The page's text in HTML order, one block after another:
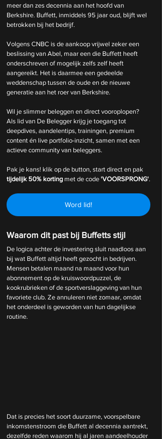
meer dan zes decennia aan het hoofd van
Berkshire. Buffett, inmiddels 95 jaar oud, blijft wel
betrokken bij het bedrijf.
Volgens CNBC is de aankoop vrijwel zeker een
beslissing van Abel, maar een die Buffett heeft
onderschreven of mogelijk zelfs zelf heeft
aangereikt. Het is daarmee een gedeelde
weddenschap tussen de oude en de nieuwe
generatie aan het roer van Berkshire.
Wil je slimmer beleggen en direct vooroplopen?
Als lid van De Belegger krijg je toegang tot
deepdives, aandelentips, trainingen, premium
content én live portfolio-inzicht, samen met een
actieve community van beleggers.
Pak je kans! klik op de button, start direct en pak
tijdelijk 50% korting met de code 'VOORSPRONG'.
Word lid!
Waarom dit past bij Buffetts stijl
De logica achter de investering sluit naadloos aan
bij wat Buffett altijd heeft gezocht in bedrijven.
Mensen betalen maand na maand voor hun
abonnement op de kruiswoordpuzzel, de
kookrubrieken of de sportverslaggeving van hun
favoriete club. Ze annuleren niet zomaar, omdat
het onderdeel is geworden van hun dagelijkse
routine.
Dat is precies het soort duurzame, voorspelbare
inkomstenstroom die Buffett al decennia aantrekt,
dezelfde reden waarom hij al jaren aandeelhouder